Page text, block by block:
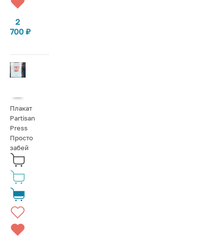
2
700 ₽
Плакат
Partisan
Press
Просто
забей